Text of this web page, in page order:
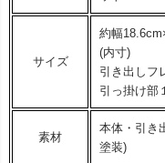
サイズ
約幅
(内寸)
引き出しフ
引っ掛け部
素材
本体・引き
塗装)